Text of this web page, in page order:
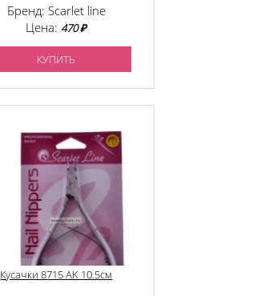
Бренд: Scarlet line
Цена: 470 ₽
КУПИТЬ
Кусачки 8715 AK 10.5см